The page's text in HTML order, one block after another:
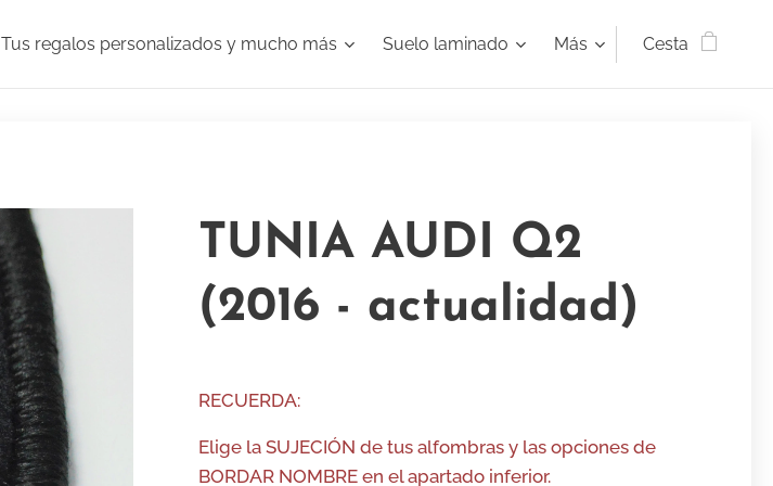
Tus regalos personalizados y mucho más Suelo laminado Más Cesta
TUNIA AUDI Q2
(2016 - actualidad)
RECUERDA:
Elige la SUJECIÓN de tus alfombras y las opciones de
BORDAR NOMBRE en el apartado inferior.